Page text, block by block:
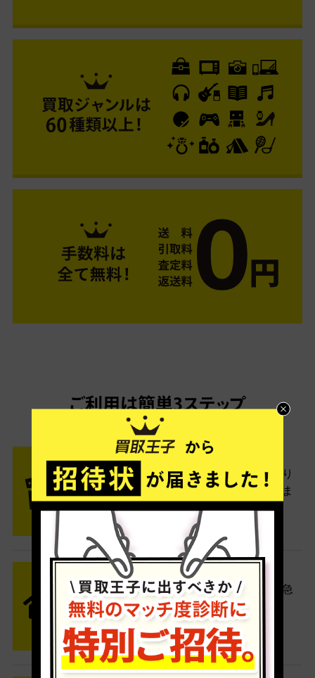
ご利用は簡単3ステップ
- FLOW -
STEP1 お申込み・梱包
ネットでお申込みしたら、箱に売り
たい商品をいろいろ詰めて梱包しま
STEP2 発送
送料無料でご自宅から発送！佐川急
便がご自宅まで引き取りに伺いま
す。